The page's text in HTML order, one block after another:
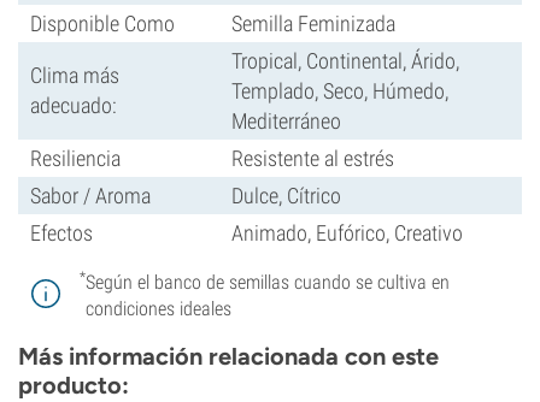
Disponible Como Semilla Feminizada
Clima más
adecuado:
Tropical, Continental, Árido,
Templado, Seco, Húmedo,
Mediterráneo
Resiliencia
Resistente al estrés
Sabor / Aroma
Dulce, Cítrico
Efectos
Animado, Eufórico, Creativo
*Según el banco de semillas cuando se cultiva en
condiciones ideales
Más información relacionada con este
producto: